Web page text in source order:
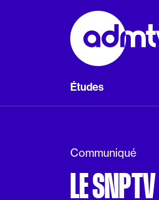
Aller au contenu principal
Études
Communiqué
LE